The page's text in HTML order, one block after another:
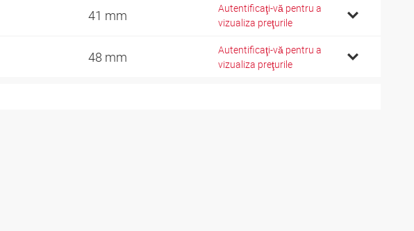
41 mm
Autentificaţi-vă pentru a
vizualiza preţurile
48 mm
Autentificaţi-vă pentru a
vizualiza preţurile